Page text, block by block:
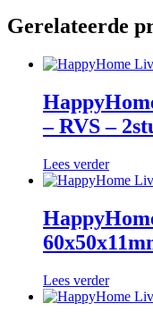
Gerelateerde
– RVS –
Lees verder
Lees verder